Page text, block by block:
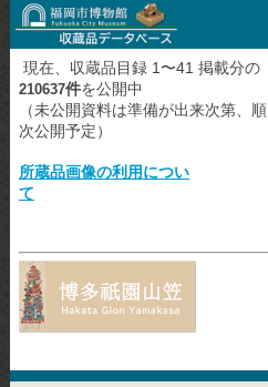
現在、収蔵品目録 1〜41 掲載分の
210637件を公開中
（未公開資料は準備が出来次第、順
次公開予定）
所蔵品画像の利用につい
て